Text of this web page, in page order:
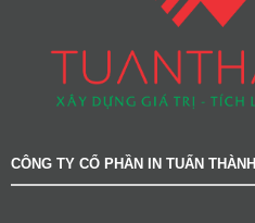
CÔNG TY CỔ PHẦN IN TUẤN THÀNH